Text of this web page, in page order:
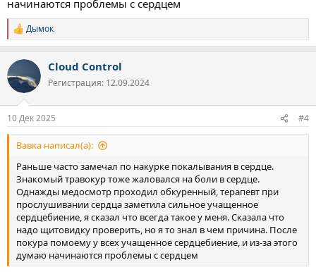
начинаются проблемы с сердцем
Р
е
к
ц
и
Дымок
Cloud Control
Регистрация: 12.09.2024
10 Дек 2025 #4
Вавка написал(а):
Раньше часто замечал по накурке покалывания в сердце.
Знакомый травокур тоже жаловался на боли в сердце.
Однажды медосмотр проходил обкуренный, терапевт при
прослушивании сердца заметила сильное учащенное
сердцебиение, я сказал что всегда такое у меня. Сказала что
надо щитовидку проверить, но я то знал в чем причина. После
покура помоему у всех учащенное сердцебиение, и из-за этого
думаю начинаются проблемы с сердцем